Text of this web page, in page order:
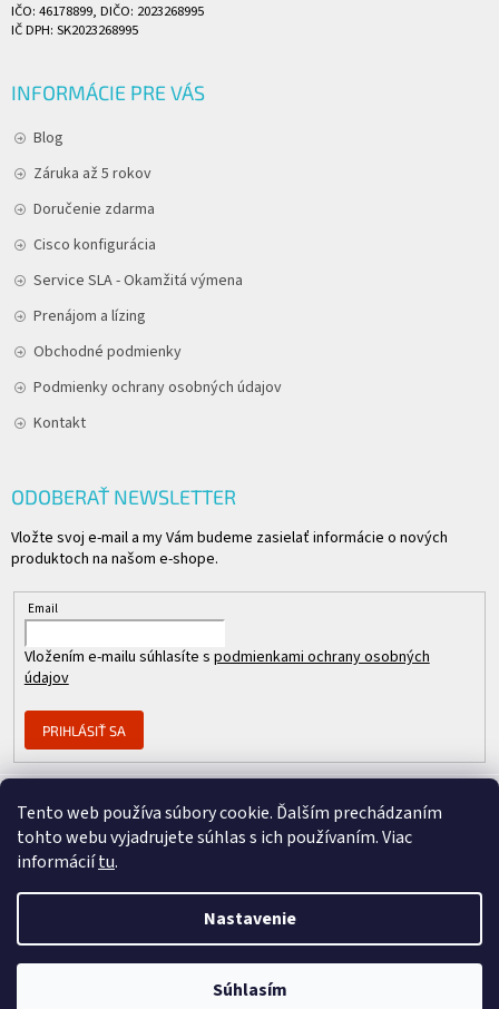
Tento web používa súbory cookie. Ďalším prechádzaním
tohto webu vyjadrujete súhlas s ich používaním. Viac
informáciítu.
Nastavenie
Súhlasím
IČO: 46178899, DIČO: 2023268995
IČ DPH: SK2023268995
INFORMÁCIE PRE VÁS
Blog
Záruka až 5 rokov
Doručenie zdarma
Cisco konfigurácia
Service SLA - Okamžitá výmena
Prenájom a lízing
Obchodné podmienky
Podmienky ochrany osobných údajov
Kontakt
ODOBERAŤ NEWSLETTER
Vložte svoj e-mail a my Vám budeme zasielať informácie o nových
produktoch na našom e-shope.
Email
Vložením e-mailu súhlasíte s podmienkami ochrany osobných
údajov
PRIHLÁSIŤ SA
Vytvoril Shoptet Premium
Člen skupiny
REPASOVANÉ CISCO. Všetky práva vyhradené.